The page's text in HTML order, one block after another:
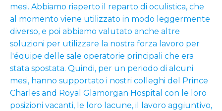
mesi. Abbiamo riaperto il reparto di oculistica, che
al momento viene utilizzato in modo leggermente
diverso, e poi abbiamo valutato anche altre
soluzioni per utilizzare la nostra forza lavoro per
l'équipe delle sale operatorie principali che era
stata spostata. Quindi, per un periodo di alcuni
mesi, hanno supportato i nostri colleghi del Prince
Charles and Royal Glamorgan Hospital con le loro
posizioni vacanti, le loro lacune, il lavoro aggiuntivo,